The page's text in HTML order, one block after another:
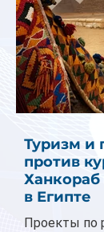
Туризм и
против
в Египте
Проекты по